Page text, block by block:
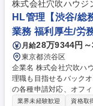
株式会社穴吹ハウジ
HL管理【渋谷/総
業務 福利厚生/労
月給28万9344円
東京都渋谷区
企業名 株式会社穴吹ハウジングサービス
理職も目指せるバックオフィス業務 仕事の内容
の各種申請対応、オフ
営など、社員を支える総務
業界未経験歓迎 資格取